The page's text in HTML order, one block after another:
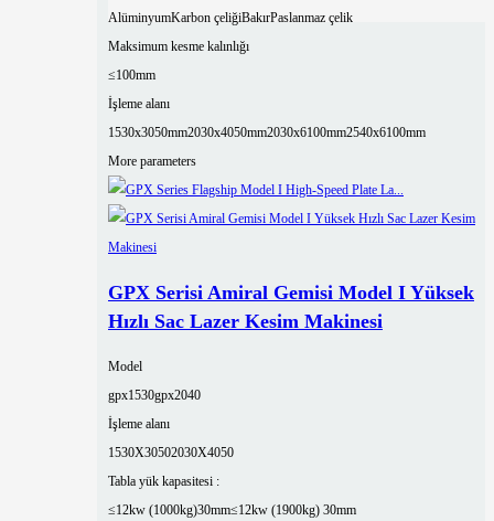
AlüminyumKarbon çeliğiBakırPaslanmaz çelik
Maksimum kesme kalınlığı
≤100mm
İşleme alanı
1530x3050mm2030x4050mm2030x6100mm2540x6100mm
More parameters
GPX Serisi Amiral Gemisi Model I Yüksek
Hızlı Sac Lazer Kesim Makinesi
Model
gpx1530gpx2040
İşleme alanı
1530X30502030X4050
Tabla yük kapasitesi :
≤12kw (1000kg)30mm≤12kw (1900kg) 30mm